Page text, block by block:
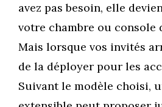
avez pas besoin, elle
votre chambre ou console
Mais lorsque vos invités
de la déployer pour les
Suivant le modèle choisi,